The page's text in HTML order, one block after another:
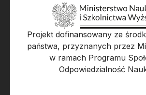
Projekt dofinansowany ze
państwa, przyznanych przez
w ramach Programu
Odpowiedzialność